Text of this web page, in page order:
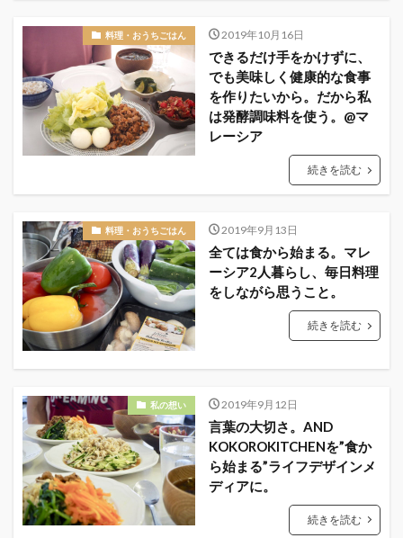
料理・おうちごはん 2019年10月16日
できるだけ手をかけずに、
でも美味しく健康的な食事
を作りたいから。だから私
は発酵調味料を使う。@マ
レーシア
続きを読む
料理・おうちごはん 2019年9月13日
全ては食から始まる。マレ
ーシア2人暮らし、毎日料理
をしながら思うこと。
続きを読む
私の想い 2019年9月12日
言葉の大切さ。AND
KOKOROKITCHENを”食か
ら始まる”ライフデザインメ
ディアに。
続きを読む